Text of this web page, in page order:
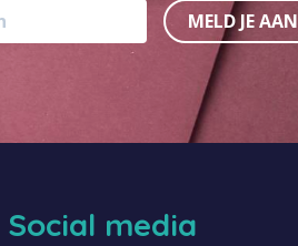
MELD JE AAN
Social media